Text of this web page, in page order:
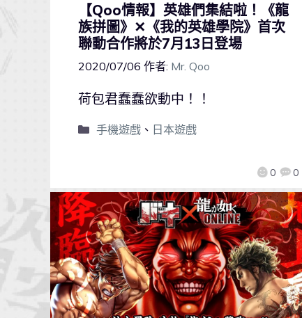
【Qoo情報】英雄們集結啦！《龍
族拼圖》✕《我的英雄學院》首次
聯動合作將於7月13日登場
2020/07/06 作者: Mr. Qoo
0 0
荷包君蠢蠢欲動中！！
手機遊戲、 日本遊戲